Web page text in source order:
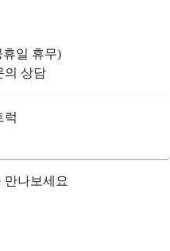
휴일 휴무)
의 상담
럭
만나보세요